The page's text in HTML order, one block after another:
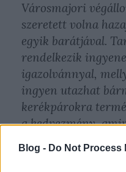
Blog - Do Not Process
Városmajori
szeretett volna
egyik barátjával.
rendelkezik
igazolvánnyal,
ingyen utazhat
kerékpárokra
a kedvezmény,
szabályoknak